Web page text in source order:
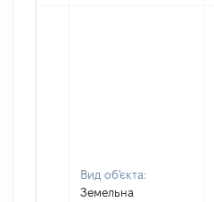
Вид об'єкта:
Земельна